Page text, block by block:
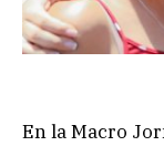
En la Macro